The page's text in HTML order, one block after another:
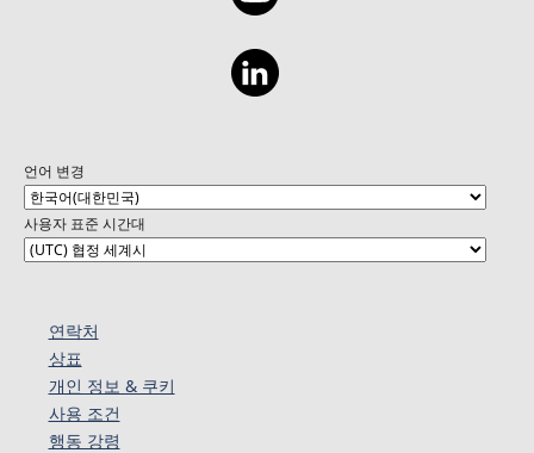
언어 변경
사용자 표준 시간대
연락처
상표
개인 정보 & 쿠키
사용 조건
행동 강령